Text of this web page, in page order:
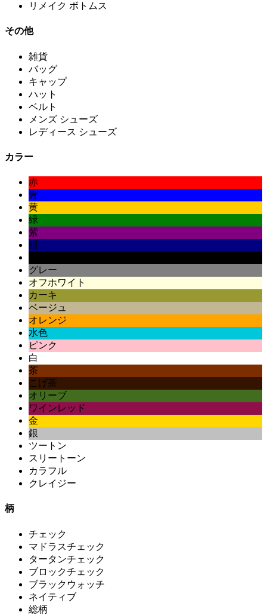
リメイク ボトムス
その他
雑貨
バッグ
キャップ
ハット
ベルト
メンズ シューズ
レディース シューズ
カラー
赤
青
黄
緑
紫
紺
グレー
オフホワイト
カーキ
ベージュ
オレンジ
水色
ピンク
白
茶
こげ茶
オリーブ
ワインレッド
金
銀
ツートン
スリートーン
カラフル
クレイジー
柄
チェック
マドラスチェック
タータンチェック
ブロックチェック
ブラックウォッチ
ネイティブ
総柄